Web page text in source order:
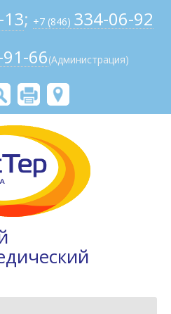
; +7 (846) 334-06-92
66(Администрация)